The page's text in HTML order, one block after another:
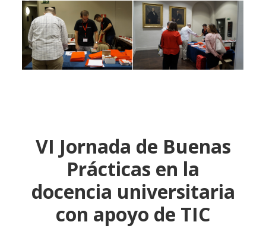
VI Jornada de Buenas
Prácticas en la
docencia universitaria
con apoyo de TIC